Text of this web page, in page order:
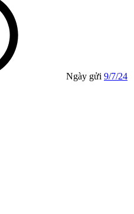
Ngày gửi 9/7/24